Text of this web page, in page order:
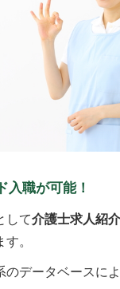
入職が可能！
して介護士求人紹
。
のデータベースに